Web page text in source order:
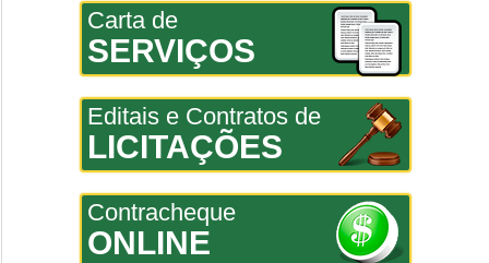
Carta de
SERVIÇOS
Editais e Contratos de
LICITAÇÕES
Contracheque
ONLINE